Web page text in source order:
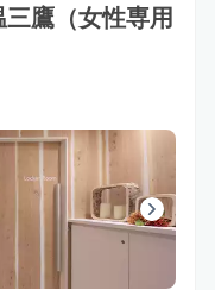
鷹（女性専用